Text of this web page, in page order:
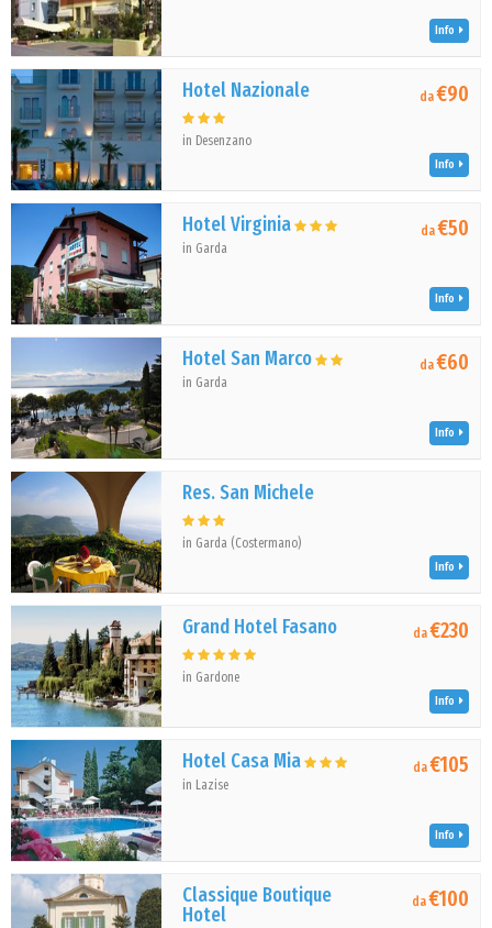
Info
Hotel Nazionale
in Desenzano
da€90
Info
Hotel Virginia
in Garda
da€50
Info
Hotel San Marco
in Garda
da€60
Info
Res. San Michele
in Garda (Costermano)
Info
Grand Hotel Fasano
in Gardone
da€230
Info
Hotel Casa Mia
in Lazise
da€105
Info
Classique Boutique
Hotel
da€100